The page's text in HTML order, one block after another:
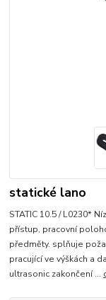
statické lano
STATIC 10.5 / L0230*
přístup, pracovní
předměty. splňuje
pracující ve výškách a
ultrasonic zakončení ...